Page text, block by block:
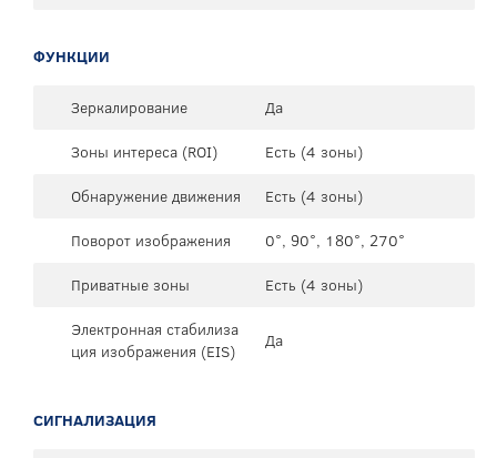
ФУНКЦИИ
Зеркалирование
Да
Зоны интереса (ROI)
Есть (4 зоны)
Обнаружение движения
Есть (4 зоны)
Поворот изображения
0°, 90°, 180°, 270°
Приватные зоны
Есть (4 зоны)
Электронная стабилиза
ция изображения (EIS)
Да
СИГНАЛИЗАЦИЯ